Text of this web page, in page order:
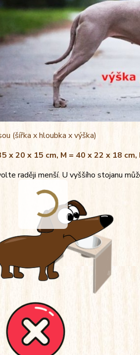
(šířka x hloubka x výška)
x 20 x 15 cm, M = 40 x 22 x 18
raději menší. U vyššího stojanu